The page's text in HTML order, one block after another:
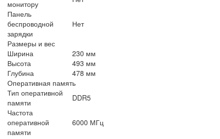
монитору
Панель
беспроводной
зарядки
Нет
Размеры и вес
Ширина
230 мм
Высота
493 мм
Глубина
478 мм
Оперативная память
Тип оперативной
памяти
DDR5
Частота
оперативной
памяти
6000 МГц